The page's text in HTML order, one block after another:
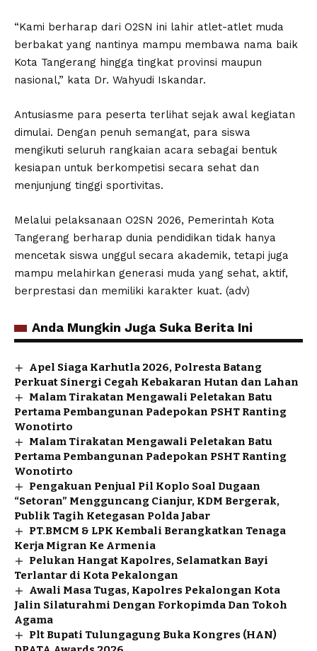
“Kami berharap dari O2SN ini lahir atlet-atlet muda
berbakat yang nantinya mampu membawa nama baik
Kota Tangerang hingga tingkat provinsi maupun
nasional,” kata Dr. Wahyudi Iskandar.
Antusiasme para peserta terlihat sejak awal kegiatan
dimulai. Dengan penuh semangat, para siswa
mengikuti seluruh rangkaian acara sebagai bentuk
kesiapan untuk berkompetisi secara sehat dan
menjunjung tinggi sportivitas.
Melalui pelaksanaan O2SN 2026, Pemerintah Kota
Tangerang berharap dunia pendidikan tidak hanya
mencetak siswa unggul secara akademik, tetapi juga
mampu melahirkan generasi muda yang sehat, aktif,
berprestasi dan memiliki karakter kuat. (adv)
Anda Mungkin Juga Suka Berita Ini
Apel Siaga Karhutla 2026, Polresta Batang
Perkuat Sinergi Cegah Kebakaran Hutan dan Lahan
Malam Tirakatan Mengawali Peletakan Batu
Pertama Pembangunan Padepokan PSHT Ranting
Wonotirto
Malam Tirakatan Mengawali Peletakan Batu
Pertama Pembangunan Padepokan PSHT Ranting
Wonotirto
Pengakuan Penjual Pil Koplo Soal Dugaan
“Setoran” Mengguncang Cianjur, KDM Bergerak,
Publik Tagih Ketegasan Polda Jabar
PT.BMCM & LPK Kembali Berangkatkan Tenaga
Kerja Migran Ke Armenia
Pelukan Hangat Kapolres, Selamatkan Bayi
Terlantar di Kota Pekalongan
Awali Masa Tugas, Kapolres Pekalongan Kota
Jalin Silaturahmi Dengan Forkopimda Dan Tokoh
Agama
Plt Bupati Tulungagung Buka Kongres (HAN)